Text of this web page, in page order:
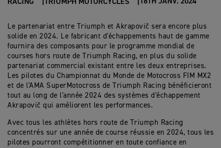
RACING TRIUMPH MOTORCYCLES
Le partenariat entre Triumph et Akrapovič sera encore plus
solide en 2024. Le fabricant d'échappements haut de gamme
fournira des composants pour le programme mondial de
courses hors route de Triumph Racing, en plus du solide
partenariat commercial existant entre les deux entreprises.
Les pilotes du Championnat du Monde de Motocross FIM MX2
et de l'AMA SuperMotocross de Triumph Racing bénéficieront
tout au long de l'année 2024 des systèmes d'échappement
Akrapovič qui améliorent les performances.
Avec tous les athlètes hors route de Triumph Racing
concentrés sur une année de course réussie en 2024, tous les
pilotes pourront compétitionner en toute confiance en